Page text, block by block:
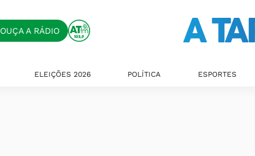
OUÇA A RÁDIO
ELEIÇÕES 2026 POLÍTICA ESPORTES